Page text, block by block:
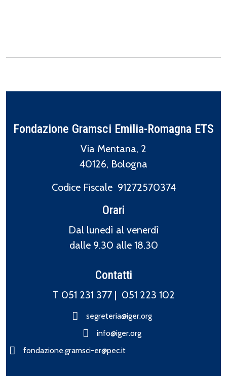
Fondazione Gramsci Emilia-Romagna ETS
Via Mentana, 2
40126, Bologna
Codice Fiscale 91272570374
Orari
Dal lunedì al venerdì
dalle 9.30 alle 18.30
Contatti
T 051 231 377 | 051 223 102
segreteria@iger.org
info@iger.org
fondazione.gramsci-er@pec.it